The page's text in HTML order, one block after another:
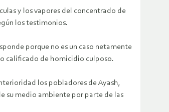
y los vapores del concentrado de
los testimonios.
porque no es un caso netamente
calificado de homicidio culposo.
los pobladores de Ayash,
su medio ambiente por parte de las